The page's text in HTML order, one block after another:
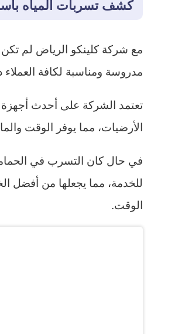
كشف تسربات المياه
مع شركة كلينكو الرياض لم
مدروسة ومناسبة لكافة
تعتمد الشركة على أحدث
الأرضيات، مما يوفر الوقت
في حال كان التسرب في
للخدمة، مما يجعلها من أفضل
الوقت.